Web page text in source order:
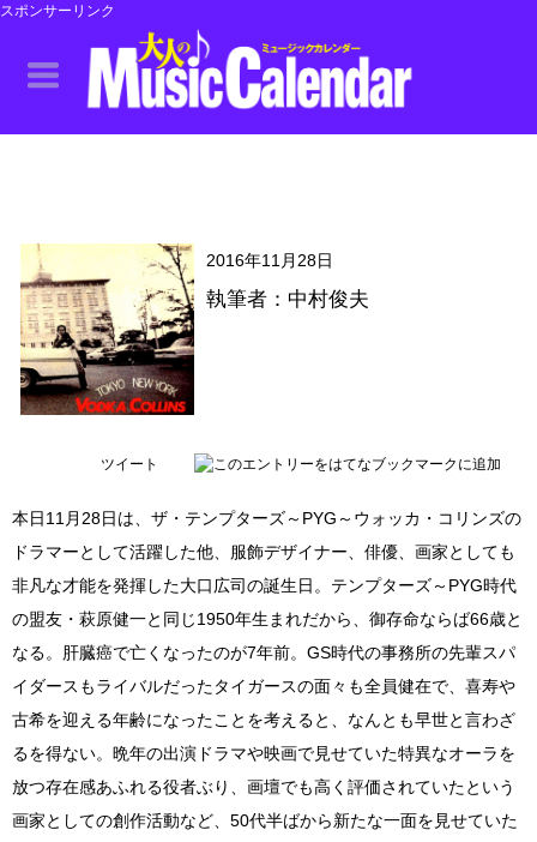
スポンサーリンク
2016年11月28日
執筆者：中村俊夫
ツイート
本日11月28日は、ザ・テンプターズ～PYG～ウォッカ・コリンズの
ドラマーとして活躍した他、服飾デザイナー、俳優、画家としても
非凡な才能を発揮した大口広司の誕生日。テンプターズ～PYG時代
の盟友・萩原健一と同じ1950年生まれだから、御存命ならば66歳と
なる。肝臓癌で亡くなったのが7年前。GS時代の事務所の先輩スパ
イダースもライバルだったタイガースの面々も全員健在で、喜寿や
古希を迎える年齢になったことを考えると、なんとも早世と言わざ
るを得ない。晩年の出演ドラマや映画で見せていた特異なオーラを
放つ存在感あふれる役者ぶり、画壇でも高く評価されていたという
画家としての創作活動など、50代半ばから新たな一面を見せていた